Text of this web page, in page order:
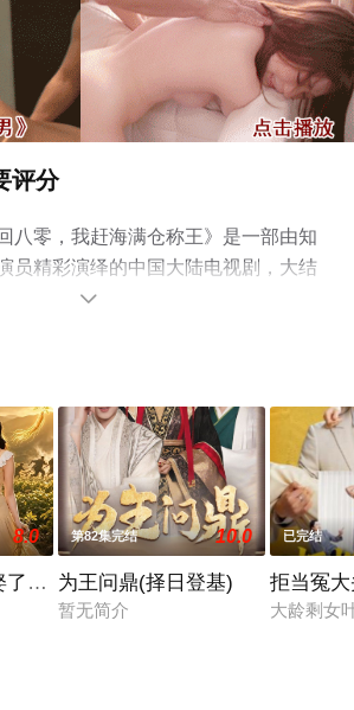
评分
八零，我赶海满仓称王》是一部由知
员精彩演绎的中国大陆电视剧，大结
完结），手机免费观看高清无删减完
剧情网等平台了解。

8.0
了全村最横的她
第82集完结 10.0
为王问鼎(择日登基)
暂无简介
已完结
拒当冤
大龄剩女